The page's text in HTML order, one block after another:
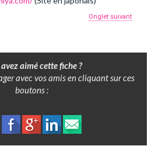
Onglet suivant
aimé cette fiche ?
avec vos amis en cliquant sur ces
boutons :